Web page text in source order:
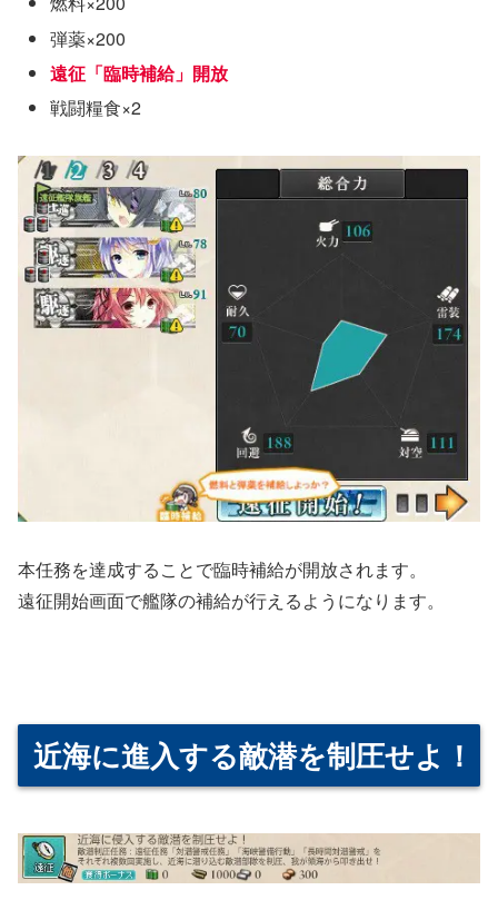
弾薬×200
遠征「臨時補給」開放
戦闘糧食×2
本任務を達成することで臨時補給が開放されます。
遠征開始画面で艦隊の補給が行えるようになります。
近海に進入する敵潜を制圧せよ！